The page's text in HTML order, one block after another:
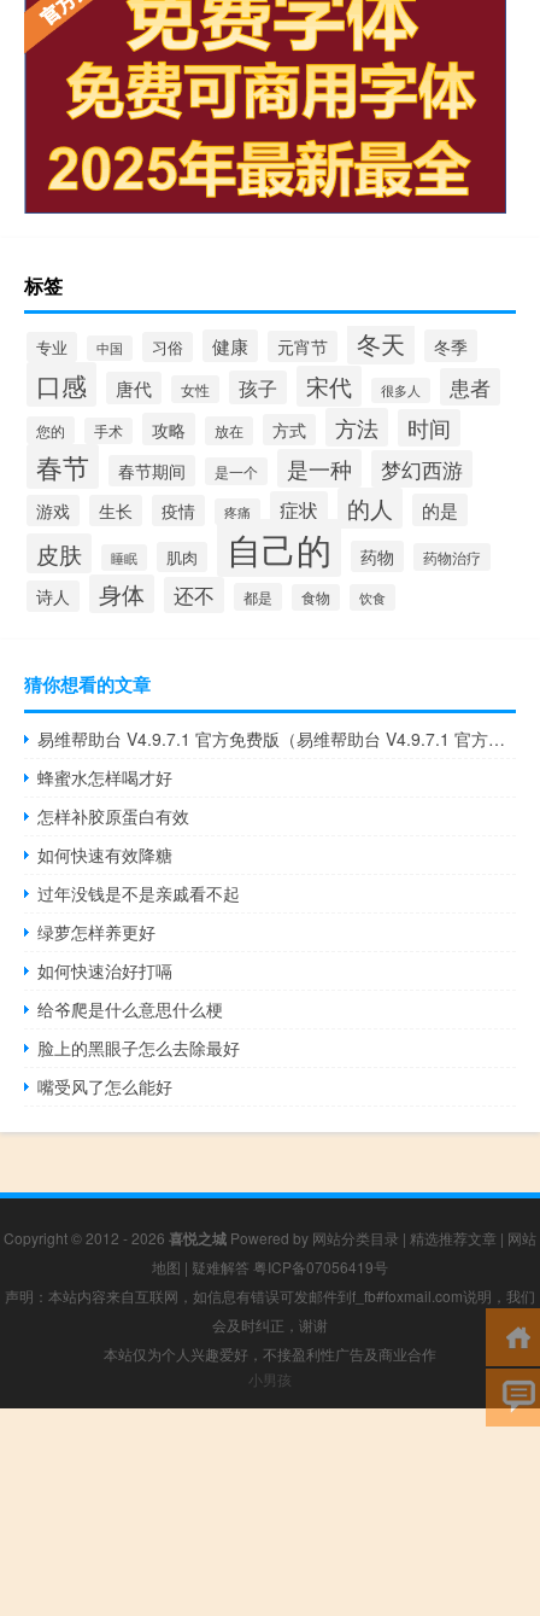
标签
专业 中国 习俗 健康 元宵节 冬天 冬季
口感 唐代 女性 孩子 宋代 很多人 患者
您的 手术 攻略 放在 方式 方法 时间
春节 春节期间 是一个 是一种 梦幻西游
游戏 生长 疫情 疼痛 症状 的人 的是
皮肤 睡眠 肌肉 自己的 药物 药物治疗
诗人 身体 还不 都是 食物 饮食
猜你想看的文章
易维帮助台 V4.9.7.1 官方免费版（易维帮助台 V4.9.7.1 官方免费版功能简介）
蜂蜜水怎样喝才好
怎样补胶原蛋白有效
如何快速有效降糖
过年没钱是不是亲戚看不起
绿萝怎样养更好
如何快速治好打嗝
给爷爬是什么意思什么梗
脸上的黑眼子怎么去除最好
嘴受风了怎么能好
Copyright © 2012 - 2026 喜悦之城 Powered by 网站分类目录 | 精选推荐文章 | 网站
地图 | 疑难解答 粤ICP备07056419号
声明：本站内容来自互联网，如信息有错误可发邮件到f_fb#foxmail.com说明，我们
会及时纠正，谢谢
本站仅为个人兴趣爱好，不接盈利性广告及商业合作
小男孩